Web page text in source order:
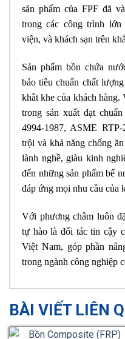
sản phẩm của FPF đã
trong các công trình
viện, và khách sạn trên
Sản phẩm bồn chứa
bảo tiêu chuẩn chất
khắt khe của khách
trong sản xuất đạt
4994-1987, ASME
trội và khả năng chống
lành nghề, giàu kinh
đến những sản phẩm bể
đáp ứng mọi nhu cầu của
Với phương châm luôn
tự hào là đối tác tin cậy
Việt Nam, góp phần
trong ngành công nghiệp
BÀI VIẾT LIÊN